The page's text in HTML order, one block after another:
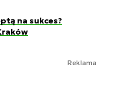
na sukces?
Reklama